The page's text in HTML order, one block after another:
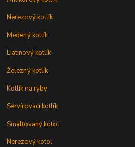
Nerezový kotlík
Medený kotlík
Liatinový kotlík
Železný kotlík
Kotlík na ryby
Servírovací kotlík
Smaltovaný kotol
Nerezový kotol